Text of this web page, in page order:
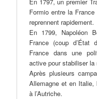
Formio entre la
reprennent rapidement.
En 1799, Napoléon
France (coup d’État
France dans une
active pour stabiliser la
Après plusieurs
Allemagne et en
à l’Autriche.